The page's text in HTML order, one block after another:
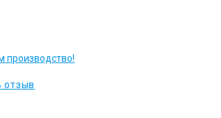
производство!
отзыв